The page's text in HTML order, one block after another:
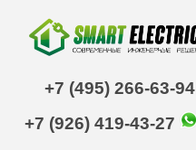
+7 (495) 266-63-94
+7 (926) 419-43-27